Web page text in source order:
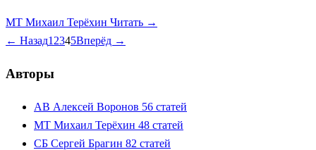
МТ Михаил Терёхин Читать →
← Назад12345Вперёд →
Авторы
АВ Алексей Воронов 56 статей
МТ Михаил Терёхин 48 статей
СБ Сергей Брагин 82 статей